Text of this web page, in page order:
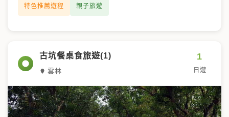
特色推薦遊程 親子旅遊
古坑餐桌食旅遊(1)
雲林
1
日遊